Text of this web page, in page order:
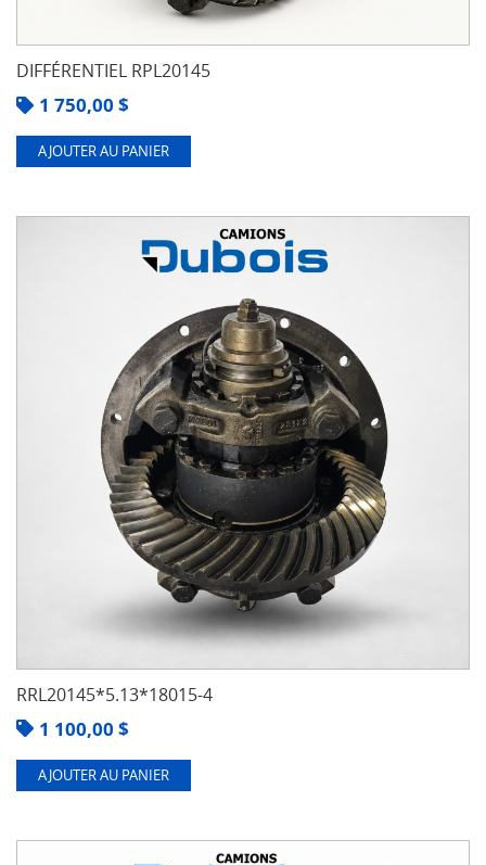
DIFFÉRENTIEL RPL20145
1 750,00 $
AJOUTER AU PANIER
RRL20145*5.13*18015-4
1 100,00 $
AJOUTER AU PANIER